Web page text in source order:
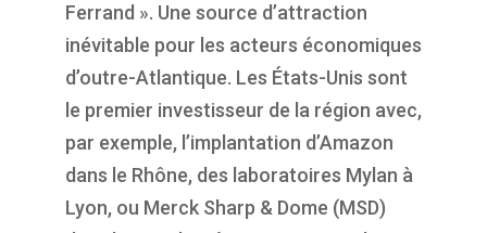
Ferrand ». Une source d’attraction
inévitable pour les acteurs économiques
d’outre-Atlantique. Les États-Unis sont
le premier investisseur de la région avec,
par exemple, l’implantation d’Amazon
dans le Rhône, des laboratoires Mylan à
Lyon, ou Merck Sharp & Dome (MSD)